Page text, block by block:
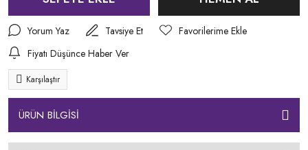
Yorum Yaz
Tavsiye Et
Fiyatı Düşünce Haber Ver
Karşılaştır
ÜRÜN BİLGİSİ